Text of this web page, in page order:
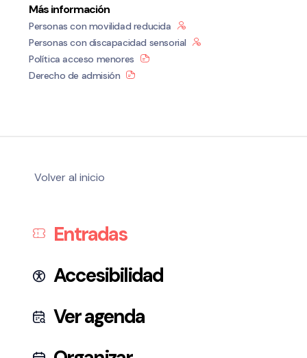
Más información
Personas con movilidad reducida
Personas con discapacidad sensorial
Política acceso menores
Derecho de admisión
Volver al inicio
Entradas
Accesibilidad
Ver agenda